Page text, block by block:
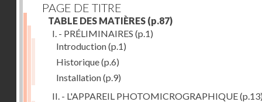
PAGE DE TITRE
TABLE DES MATIÈRES (p.87)
I. - PRÉLIMINAIRES (p.1)
Introduction(p.1)
Historique(p.6)
Installation(p.9)
II. - L'APPAREIL PHOTOMICROGRAPHIQUE